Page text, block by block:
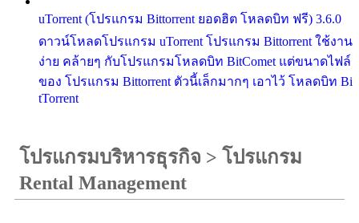
uTorrent (โปรแกรม Bittorrent ยอดฮิต โหลดบิท ฟรี) 3.6.0
ดาวน์โหลดโปรแกรม uTorrent โปรแกรม Bittorrent ใช้งาน
ง่าย คล้ายๆ กับโปรแกรมโหลดบิท BitComet แต่ขนาดไฟล์
ของ โปรแกรม Bittorrent ตัวนี้เล็กมากๆ เอาไว้ โหลดบิท Bi
tTorrent
โปรแกรมบริหารธุรกิจ > โปรแกรม
Rental Management